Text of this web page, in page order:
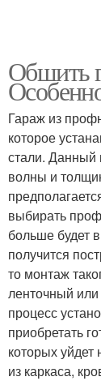
Обшить
Гараж из
которое
стали. Данный
волны и
выбирать
больше будет
получится
то монтаж
ленточный
процесс
приобретать
которых уйдет
из каркаса,